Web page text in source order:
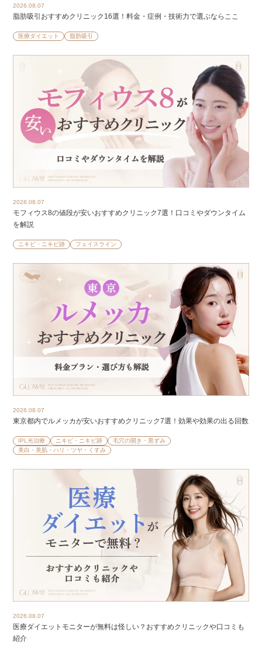
2026.08.07
脂肪吸引おすすめクリニック16選！料金・症例・技術力で選ぶならここ
医療ダイエット 脂肪吸引
2026.08.07
モフィウス8の値段が安いおすすめクリニック7選！口コミやダウンタイム
を解説
ニキビ・ニキビ跡 フェイスライン
2026.08.07
東京都内でルメッカが安いおすすめクリニック7選！効果や効果の出る回数
IPL光治療 ニキビ・ニキビ跡
毛穴の開き・黒ずみ
美白・美肌・ハリ・ツヤ・くすみ
2026.08.07
医療ダイエットモニターが無料は怪しい？おすすめクリニックや口コミも
紹介